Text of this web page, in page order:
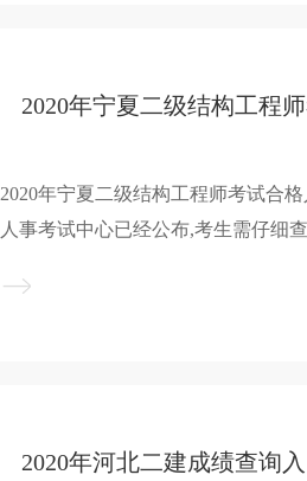
2020年宁夏二级结构工程师考试合
人事考试中心已经公布,考生需仔细
程师考试合格人员名单的通知信息，